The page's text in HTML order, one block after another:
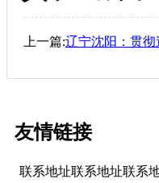
上一篇:辽宁沈阳：贯
友情链接
联系地址联系地址联系